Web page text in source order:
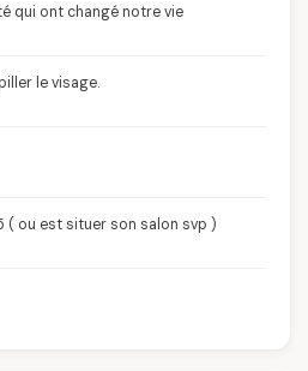
qui ont changé notre vie
le visage.
( ou est situer son salon svp )